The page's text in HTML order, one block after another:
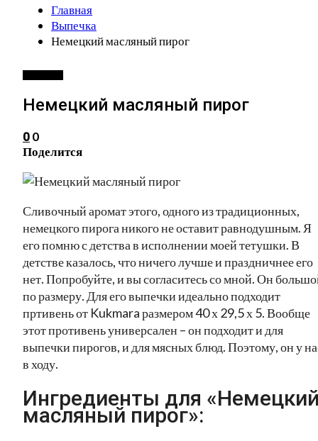
Главная
Выпечка
Немецкий масляный пирог
Немецкий масляный пирог
0 0
Поделится
Сливочный аромат этого, одного из традиционных,
немецкого пирога никого не оставит равнодушным. Я
его помню с детства в исполнении моей тетушки. В
детстве казалось, что ничего лучше и праздничнее его
нет. Попробуйте, и вы согласитесь со мной. Он
по размеру. Для его выпечки идеально подходит
пртивень от Kukmara размером 40 х 29,5 х 5. Вообще
этот противень универсален – он подходит и для
выпечки пирогов, и для мясных блюд. Поэтому, он у
в ходу.
Ингредиенты для
масляный пирог»: